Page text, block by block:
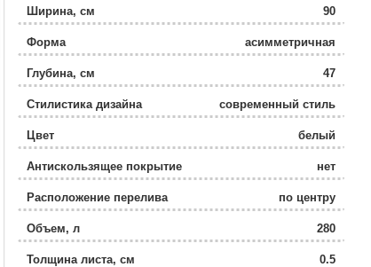
Ширина, см 90
Форма асимметричная
Глубина, см 47
Стилистика дизайна современный стиль
Цвет белый
Антискользящее покрытие нет
Расположение перелива по центру
Объем, л 280
Толщина листа, см 0.5